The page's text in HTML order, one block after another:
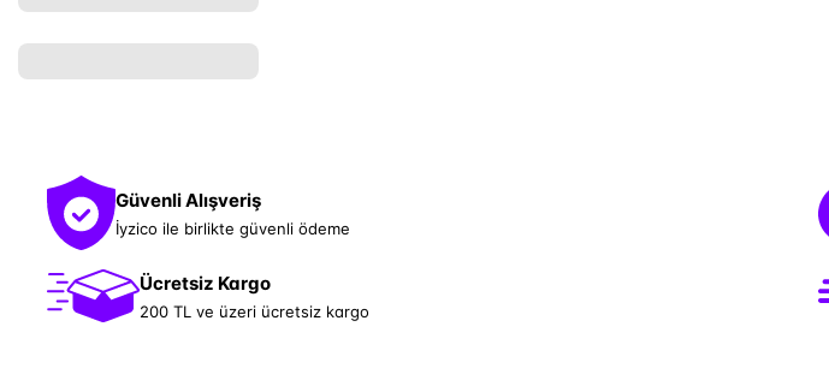
Güvenli Alışveriş
İyzico ile birlikte güvenli ödeme
Ücretsiz Kargo
200 TL ve üzeri ücretsiz kargo